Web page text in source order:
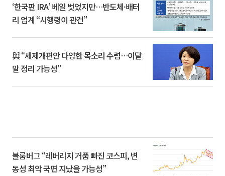
‘한국판 IRA’ 베일 벗었지만…반도체·배터
리 업계 “시행령이 관건”
與 “세제개편안 다양한 목소리 수렴…이달
말 정리 가능성”
블룸버그 “레버리지 거품 빠진 코스피, 변
동성 최악 국면 지났을 가능성”